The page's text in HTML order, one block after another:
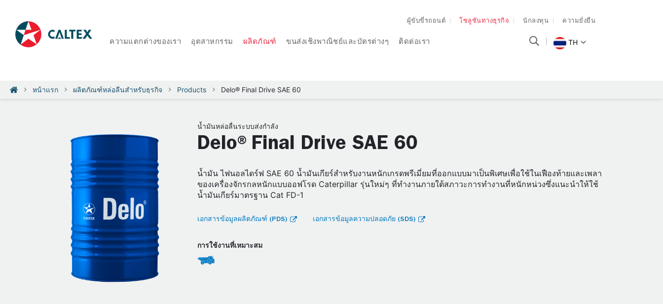
ผู้ขับขี่รถยนต์ โซลูชันทางธุรกิจ นักลงทุน ความยั่งยืน
ความแตกต่างของเรา อุตสาหกรรม ผลิตภัณฑ์ ขนส่งเชิงพาณิชย์และบัตรต่างๆ ติดต่อเรา TH
หน้าแรก ผลิตภัณฑ์หล่อลื่นสำหรับธุรกิจ Products Delo® Final Drive SAE 60
น้ำมันหล่อลื่นระบบส่งกำลัง
Delo®Final Drive SAE 60
น้ำมัน ไฟนอลไดร์ฟ SAE 60 น้ำมันเกียร์สำหรับงานหนักเกรดพรีเมี่ยมที่ออกแบบมาเป็นพิเศษเพื่อใช้ในเฟืองท้ายและเพลา
ของเครื่องจักรกลหนักแบบออฟโรด Caterpillar รุ่นใหม่ๆ ที่ทำงานภายใต้สภาวะการทำงานที่หนักหน่วงซึ่งแนะนำให้ใช้
น้ำมันเกียร์มาตรฐาน Cat FD-1
เอกสารข้อมูลผลิตภัณฑ์ (PDS) เอกสารข้อมูลความปลอดภัย (SDS)
การใช้งานที่เหมาะสม